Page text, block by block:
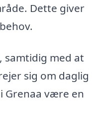
Dette giver
samtidig med at
sig om daglig
Grenaa være en